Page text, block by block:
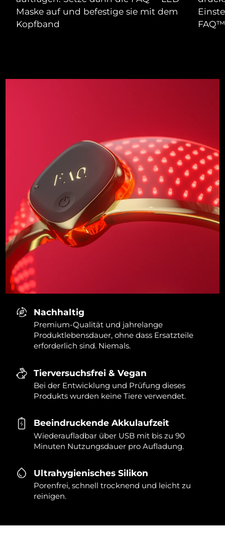
Maske auf und befestige sie mit dem
Kopfband
Nachhaltig
Premium-Qualität und jahrelange
Produktlebensdauer, ohne dass Ersatzteile
erforderlich sind. Niemals.
Tierversuchsfrei & Vegan
Bei der Entwicklung und Prüfung dieses
Produkts wurden keine Tiere verwendet.
Beeindruckende Akkulaufzeit
Wiederaufladbar über USB mit bis zu 90
Minuten Nutzungsdauer pro Aufladung.
Ultrahygienisches Silikon
Porenfrei, schnell trocknend und leicht zu
reinigen.